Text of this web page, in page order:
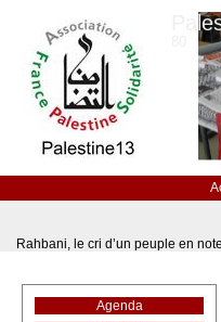
Rahbani, le cri d’un peuple en
Agenda